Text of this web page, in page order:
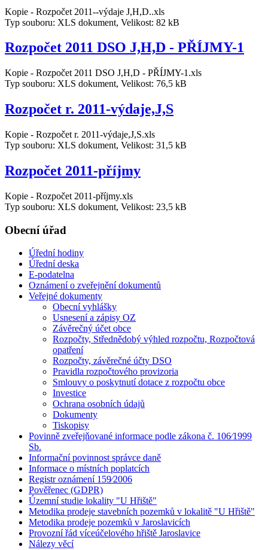
Kopie - Rozpočet 2011--výdaje J,H,D..xls
Typ souboru: XLS dokument, Velikost: 82 kB
Rozpočet 2011 DSO J,H,D - PŘÍJMY-1
Kopie - Rozpočet 2011 DSO J,H,D - PŘÍJMY-1.xls
Typ souboru: XLS dokument, Velikost: 76,5 kB
Rozpočet r. 2011-výdaje,J,S
Kopie - Rozpočet r. 2011-výdaje,J,S.xls
Typ souboru: XLS dokument, Velikost: 31,5 kB
Rozpočet 2011-příjmy
Kopie - Rozpočet 2011-příjmy.xls
Typ souboru: XLS dokument, Velikost: 23,5 kB
Obecní úřad
Úřední hodiny
Úřední deska
E-podatelna
Oznámení o zveřejnění dokumentů
Veřejné dokumenty
Obecní vyhlášky
Usnesení a zápisy OZ
Závěrečný účet obce
Rozpočty, Střednědobý výhled rozpočtu, Rozpočtová
opatření
Rozpočty, závěrečné účty DSO
Pravidla rozpočtového provizoria
Smlouvy o poskytnutí dotace z rozpočtu obce
Investice
Ochrana osobních údajů
Dokumenty
Tiskopisy
Povinně zveřejňované informace podle zákona č. 106⁄1999
Sb.
Informační povinnost správce daně
Informace o místních poplatcích
Registr oznámení 159⁄2006
Pověřenec (GDPR)
Územní studie lokality "U Hřiště"
Metodika prodeje stavebních pozemků v lokalitě "U Hřiště"
Metodika prodeje pozemků v Jaroslavicích
Provozní řád víceúčelového hřiště Jaroslavice
Nálezy věcí